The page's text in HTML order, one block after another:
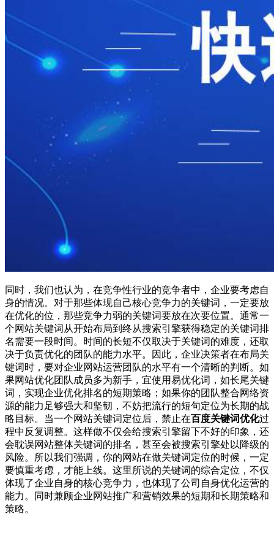
同时，我们也认为，在竞争性行业的竞争者中，企业要考虑自
身的情况。对于那些体现自己核心竞争力的关键词，一定要放
在优化的位，那些竞争力弱的关键词要放在次要位置。通常一
个网站关键词从开始布局到终从搜索引擎获得稳定的关键词排
名需要一段时间。时间的长短不仅取决于关键词的难度，还取
决于负责优化的团队的能力水平。因此，企业决策者在布局关
键词时，要对企业网站运营团队的水平有一个清晰的判断。如
果网站优化团队成员多为新手，宜使用易优化词，如长尾关键
词，实现企业优化排名的短期策略；如果你的团队整合网络资
源的能力足够强大和坚韧，不妨把流行的短句定位为长期的战
略目标。当一个网站关键词定位后，禁止在百度关键词优化过
程中反复调整。这样做不仅会给搜索引擎留下不好的印象，还
会耽误网站整体关键词的排名，甚至会被搜索引擎处以降级的
风险。所以我们强调，你的网站在做关键词定位的时候，一定
要慎重考虑，才能上线。这里所说的关键词的综合定位，不仅
体现了企业自身的核心竞争力，也体现了公司自身优化运营的
能力。同时兼顾企业网站推广和营销效果的短期和长期策略和
策略。